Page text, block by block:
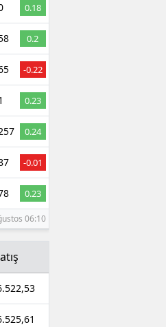
0.18
0.2
-0.22
0.23
0.24
-0.01
0.23
06:10